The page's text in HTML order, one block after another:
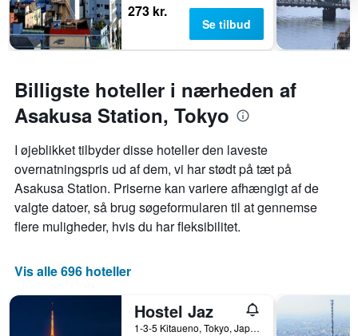
273 kr.
Se tilbud
Billigste hoteller i nærheden af
Asakusa Station, Tokyo
I øjeblikket tilbyder disse hoteller den laveste
overnatningspris ud af dem, vi har stødt på tæt på
Asakusa Station. Priserne kan variere afhængigt af de
valgte datoer, så brug søgeformularen til at gennemse
flere muligheder, hvis du har fleksibilitet.
Vis alle 696 hoteller
Hostel Jaz
1-3-5 Kitaueno, Tokyo, Japan